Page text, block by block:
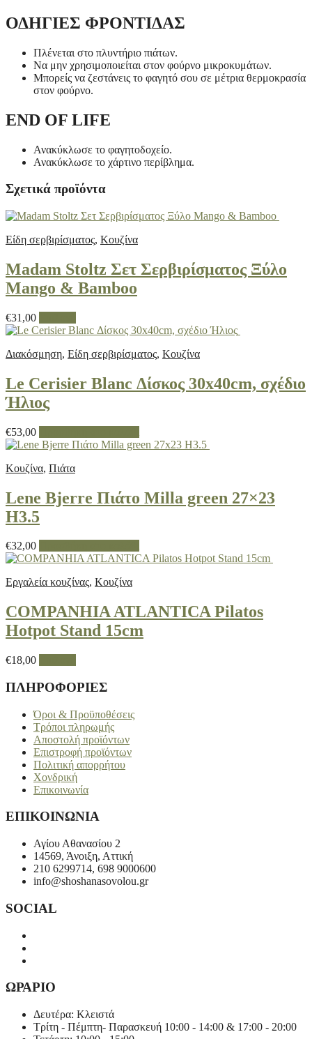
ΟΔΗΓΙΕΣ ΦΡΟΝΤΙΔΑΣ
Πλένεται στο πλυντήριο πιάτων.
Να μην χρησιμοποιείται στον φούρνο μικροκυμάτων.
Μπορείς να ζεστάνεις το φαγητό σου σε μέτρια θερμοκρασία
στον φούρνο.
END OF LIFE
Ανακύκλωσε το φαγητοδοχείο.
Ανακύκλωσε το χάρτινο περίβλημα.
Σχετικά προϊόντα
Είδη σερβιρίσματος, Κουζίνα
Madam Stoltz Σετ Σερβιρίσματος Ξύλο
Mango & Bamboo
€31,00
το
έχει
παραλλαγές.
Οι
να
επιλεγούν
προϊόντος
Διακόσμηση, Είδη σερβιρίσματος, Κουζίνα
Le Cerisier Blanc Δίσκος 30x40cm, σχέδιο
Ήλιος
€53,00
Κουζίνα, Πιάτα
Lene Bjerre Πιάτο Milla green 27×23
H3.5
€32,00
Εργαλεία κουζίνας, Κουζίνα
COMPANHIA ATLANTICA Pilatos
Hotpot Stand 15cm
€18,00
προϊόν
πολλαπλές
παραλλαγές.
Οι
επιλογές
μπορούν
να
επιλεγούν
στη
σελίδα
του
ΠΛΗΡΟΦΟΡΙΕΣ
Όροι & Προϋποθέσεις
Τρόποι πληρωμής
Αποστολή προϊόντων
Επιστροφή προϊόντων
Πολιτική απορρήτου
Χονδρική
Επικοινωνία
ΕΠΙΚΟΙΝΩΝΙΑ
Αγίου Αθανασίου 2
14569, Άνοιξη, Αττική
210 6299714, 698 9000600
info@shoshanasovolou.gr
SOCIAL
ΩΡΑΡΙΟ
Δευτέρα: Κλειστά
Τρίτη - Πέμπτη- Παρασκευή 10:00 - 14:00 & 17:00 - 20:00